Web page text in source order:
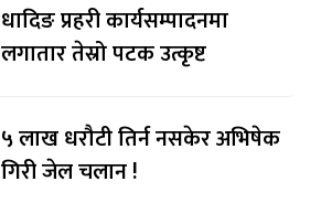
धादिङ प्रहरी कार्यसम्पादनमा
लगातार तेस्रो पटक उत्कृष्ट
५ लाख धरौटी तिर्न नसकेर अभिषेक
गिरी जेल चलान !